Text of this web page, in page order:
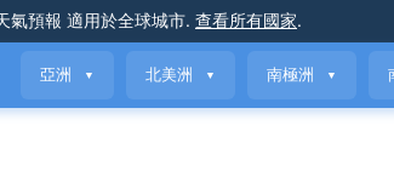
氣預報 適用於全球城市. 查看所有國家.
亞洲 ▼ 北美洲 ▼ 南極洲 ▼